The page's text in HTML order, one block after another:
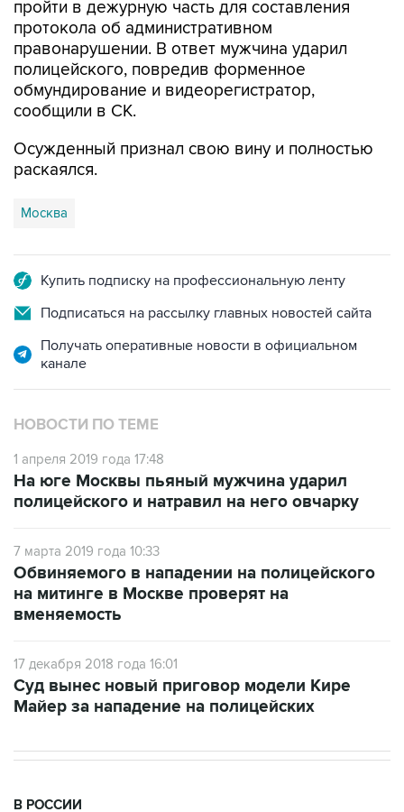
пройти в дежурную часть для составления
протокола об административном
правонарушении. В ответ мужчина ударил
полицейского, повредив форменное
обмундирование и видеорегистратор,
сообщили в СК.
Осужденный признал свою вину и полностью
раскаялся.
Москва
Купить подписку на профессиональную ленту
Подписаться на рассылку главных новостей сайта
Получать оперативные новости в официальном
канале
НОВОСТИ ПО ТЕМЕ
1 апреля 2019 года 17:48
На юге Москвы пьяный мужчина ударил
полицейского и натравил на него овчарку
7 марта 2019 года 10:33
Обвиняемого в нападении на полицейского
на митинге в Москве проверят на
вменяемость
17 декабря 2018 года 16:01
Суд вынес новый приговор модели Кире
Майер за нападение на полицейских
В РОССИИ